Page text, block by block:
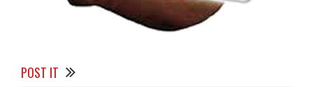
POST IT